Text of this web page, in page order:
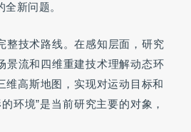
新问题。
整技术路线。在感知层面，研究
景流和四维重建技术理解动态环
高斯地图，实现对运动目标和
环境”是当前研究主要的对象，